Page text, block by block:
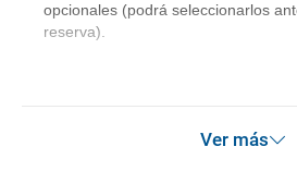
opcionales (podrá seleccionarlos
reserva).
Ver más